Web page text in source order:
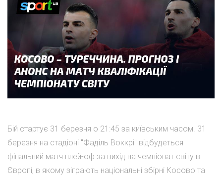
Бій стартує 31 березня о 21:45 за київським часом. 31
березня на стадіоні "Фаділь Воккрі" відбудеться
фінальний матч плей-оф за вихід на чемпіонат світу в
Європі, в якому зіграють національні збірні Косово та